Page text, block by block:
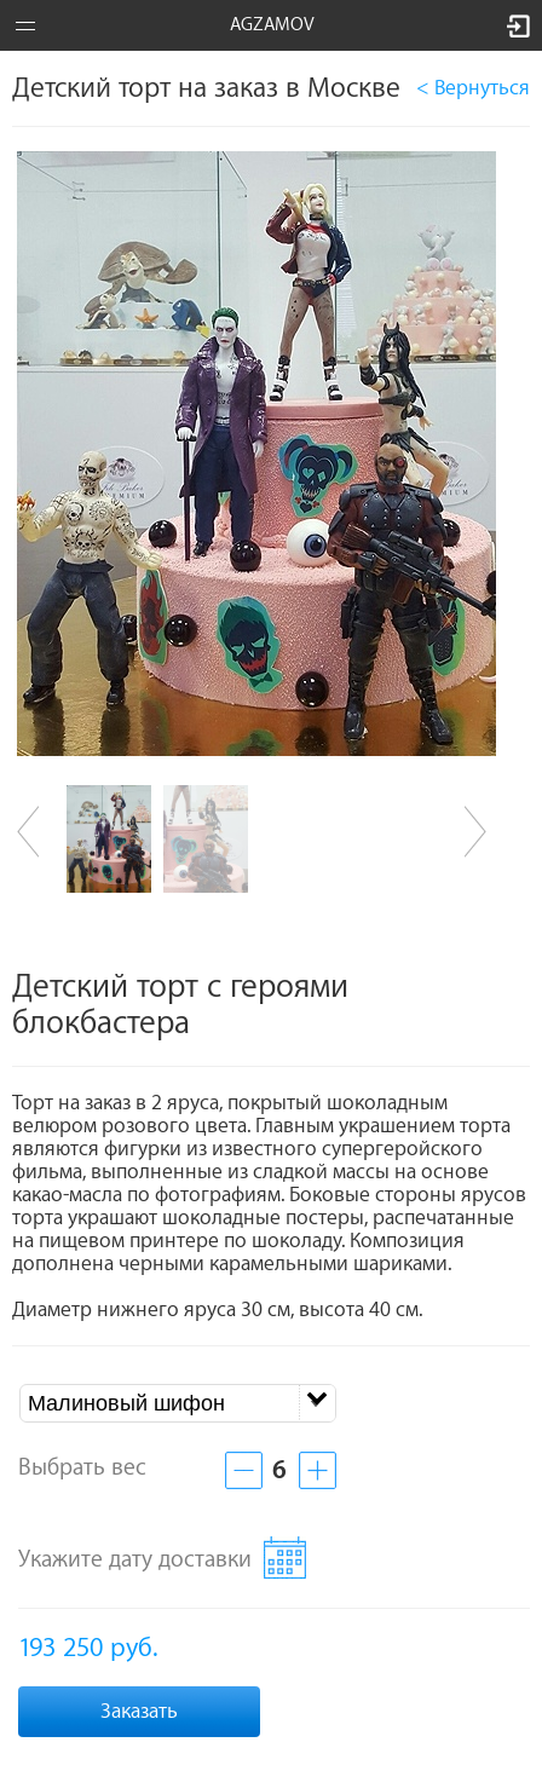
AGZAMOV
Детский торт на заказ в Москве < Вернуться
Детский торт с героями
блокбастера
Торт на заказ в 2 яруса, покрытый шоколадным
велюром розового цвета. Главным украшением торта
являются фигурки из известного супергеройского
фильма, выполненные из сладкой массы на основе
какао-масла по фотографиям. Боковые стороны ярусов
торта украшают шоколадные постеры, распечатанные
на пищевом принтере по шоколаду. Композиция
дополнена черными карамельными шариками.
Диаметр нижнего яруса 30 см, высота 40 см.
Малиновый шифон
Выбрать вес 6
Укажите дату доставки
193 250 руб.
Заказать